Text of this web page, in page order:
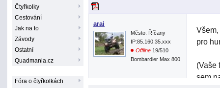
Čtyřkolky
Cestování
Jak na to
Závody
Ostatní
Quadmania.cz
Fóra o čtyřkolkách
arai
Město: Říčany
IP:85.160.35.xxx
Offline 19/510
Bombardier Max 800
pro
(Vaše
sem